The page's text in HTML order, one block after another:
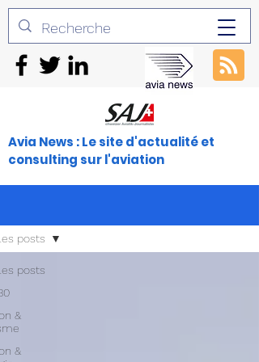
Avia News : Le site d'actualité et
consulting sur l'aviation
posts
&
&
posts